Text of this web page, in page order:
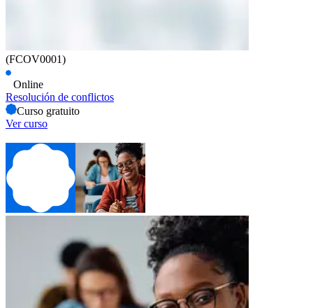
(FCOV0001)
Online
Resolución de conflictos
Curso gratuito
Ver curso